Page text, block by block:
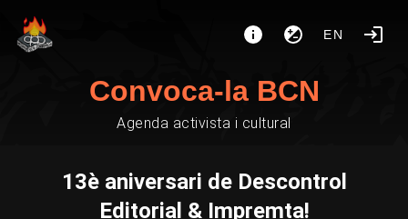
EN
Convoca-la BCN
Agenda activista i cultural
13è aniversari de Descontrol
Editorial & Impremta!